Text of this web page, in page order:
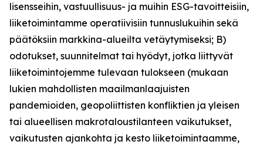
lisensseihin, vastuullisuus- ja muihin ESG-tavoitteisiin,
liiketoimintamme operatiivisiin tunnuslukuihin sekä
päätöksiin markkina-alueilta vetäytymiseksi; B)
odotukset, suunnitelmat tai hyödyt, jotka liittyvät
liiketoimintojemme tulevaan tulokseen (mukaan
lukien mahdollisten maailmanlaajuisten
pandemioiden, geopoliittisten konfliktien ja yleisen
tai alueellisen makrotaloustilanteen vaikutukset,
vaikutusten ajankohta ja kesto liiketoimintaamme,